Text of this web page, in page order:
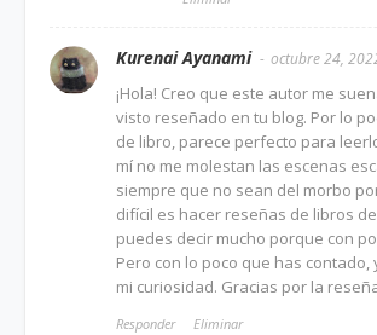
Kurenai Ayanami octubre 24,
¡Hola! Creo que este autor me
visto reseñado en tu blog. Por lo
de libro, parece perfecto para
mí no me molestan las escenas
siempre que no sean del morbo
difícil es hacer reseñas de libros
puedes decir mucho porque con
Pero con lo poco que has contado,
mi curiosidad. Gracias por la
Responder Eliminar